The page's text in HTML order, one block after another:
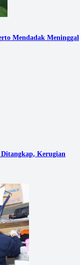
Mendadak Meninggal
Kerugian